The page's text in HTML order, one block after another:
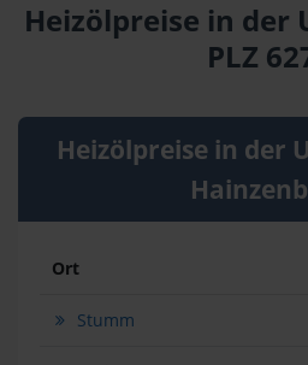
Heizölpreise in der
PLZ
Heizölpreise in der
Ort
Stumm